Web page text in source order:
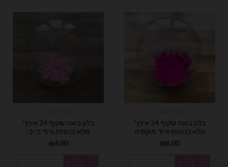
בלון בועה שקוף 24 אינץ׳
מלא בנוצות ורוד פוקסיה
₪6.00
בלון בועה שקוף 24 אינץ׳
מלא בנוצות ורוד בייבי
₪6.00